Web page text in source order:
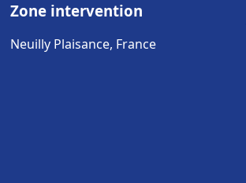
Zone intervention
Neuilly Plaisance, France